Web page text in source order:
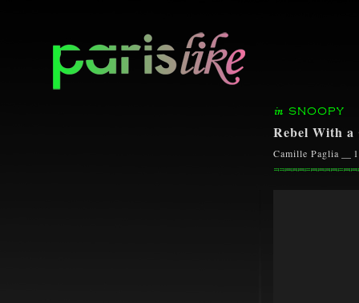
SNOOPY
Rebel With a
Camille Paglia